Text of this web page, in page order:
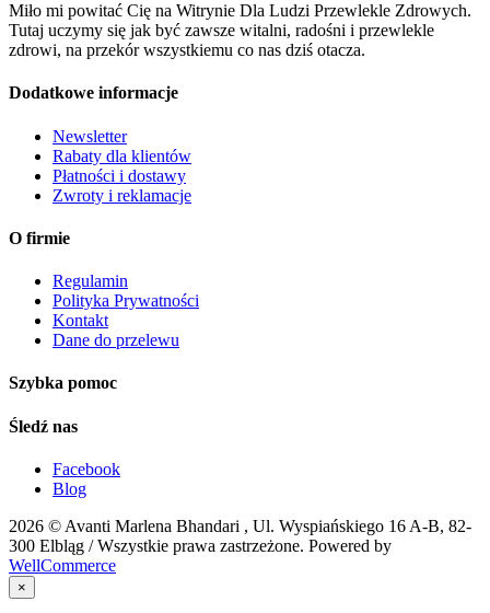
Miło mi powitać Cię na Witrynie Dla Ludzi Przewlekle Zdrowych.
Tutaj uczymy się jak być zawsze witalni, radośni i przewlekle
zdrowi, na przekór wszystkiemu co nas dziś otacza.
Dodatkowe informacje
Newsletter
Rabaty dla klientów
Płatności i dostawy
Zwroty i reklamacje
O firmie
Regulamin
Polityka Prywatności
Kontakt
Dane do przelewu
Szybka pomoc
Śledź nas
Facebook
Blog
2026 © Avanti Marlena Bhandari , Ul. Wyspiańskiego 16 A-B, 82-
300 Elbląg / Wszystkie prawa zastrzeżone. Powered by
WellCommerce
×